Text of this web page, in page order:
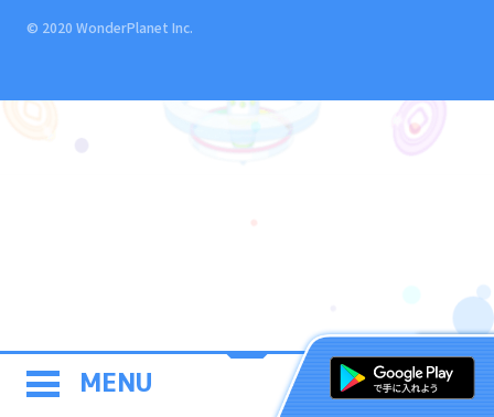
MENU
© 2020 WonderPlanet Inc.